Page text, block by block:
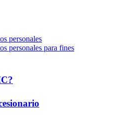
personales
personales para fines